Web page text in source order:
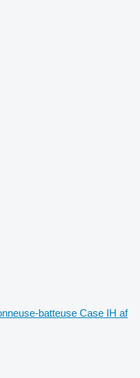
batteuse Case IH af